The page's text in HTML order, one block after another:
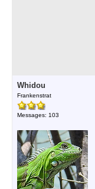
Whidou
Frankenstrat
Messages: 103